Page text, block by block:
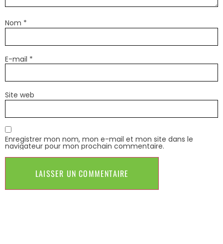
Nom *
E-mail *
Site web
Enregistrer mon nom, mon e-mail et mon site dans le
navigateur pour mon prochain commentaire.